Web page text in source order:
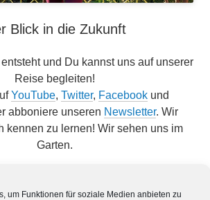
um Funktionen für soziale Medien anbieten zu
Blick in die Zukunft
und Du kannst uns auf unserer
Reise begleiten!
YouTube, Twitter, Facebookund
abboniere unseren Newsletter. Wir
kennen zu lernen! Wir sehen uns im
Garten.
zu „
Die